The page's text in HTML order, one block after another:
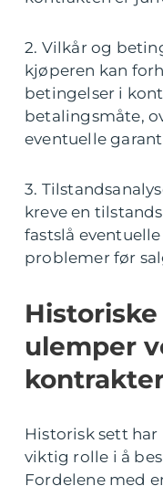
2. Vilkår og
kjøperen kan
betingelser i
betalingsmåte,
eventuelle
3.
kreve en
fastslå
problemer før
ulemper
Historisk sett
viktig rolle i å
Fordelene med